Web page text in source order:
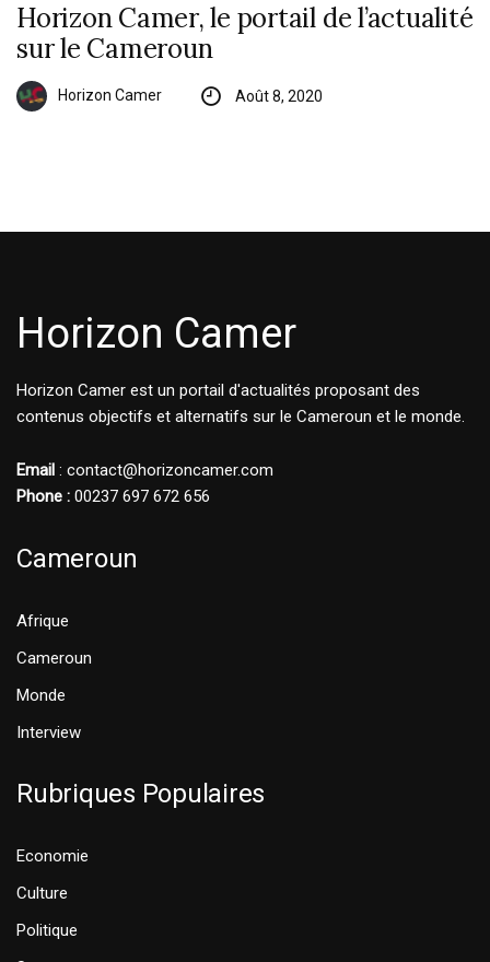
Horizon Camer, le portail de l’actualité
sur le Cameroun
Horizon Camer Août 8, 2020
Horizon Camer
Horizon Camer est un portail d'actualités proposant des
contenus objectifs et alternatifs sur le Cameroun et le monde.
Email : contact@horizoncamer.com
Phone : 00237 697 672 656
Cameroun
Afrique
Cameroun
Monde
Interview
Rubriques Populaires
Economie
Culture
Politique